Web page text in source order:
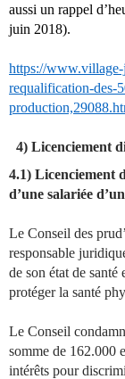
aussi un rappel
juin 2018).
https://www.village-
requalification-des-
4) Licenciement
4.1) Licenciement
d’une salariée
Le Conseil des
responsable
de son état de
protéger la santé
Le Conseil
somme de 162.000
intérêts pour